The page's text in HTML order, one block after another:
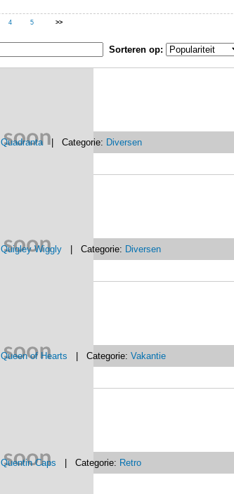
4 5 >>
Sorteren op:
Quadranta| Categorie: Diversen
Quigley Wiggly | Categorie: Diversen
Queen of Hearts | Categorie: Vakantie
Quentin Caps | Categorie: Retro